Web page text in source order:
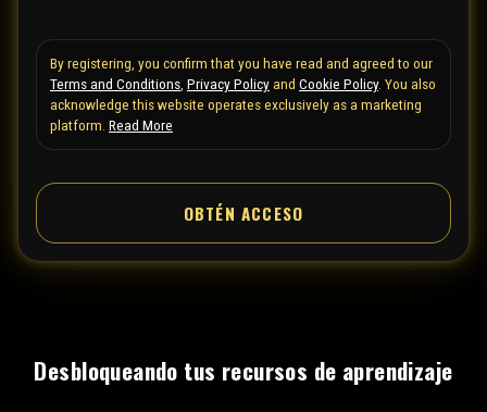
t
e
d
S
t
a
e
s
By registering, you confirm that you have read and agreed to our
Terms and Conditions Privacy Policyand Cookie Policy. You also
acknowledge this website operates exclusively as a marketing
platform. Read More
OBTÉN ACCESO
Desbloqueando tus recursos de aprendizaje